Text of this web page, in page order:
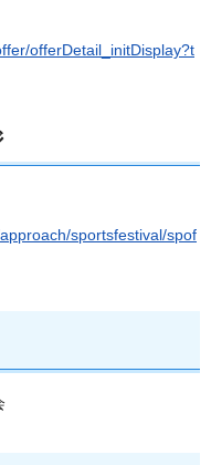
offerDetail_initDisplay?t
sportsfestival/spof